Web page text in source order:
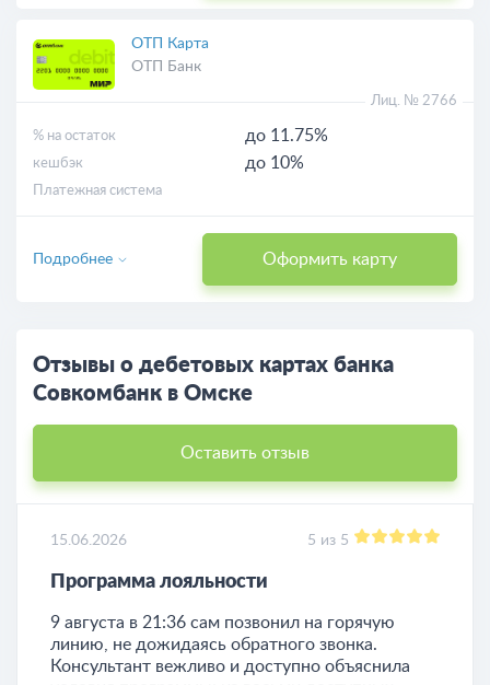
ОТП Карта
ОТП Банк
Лиц. № 2766
% на остаток до 11.75%
кешбэк до 10%
Платежная система
Оформить карту
Подробнее
Отзывы о дебетовых картах банка
Совкомбанк в Омске
Оставить отзыв
15.06.2026 5 из 5
Программа лояльности
9 августа в 21:36 сам позвонил на горячую
линию, не дожидаясь обратного звонка.
Консультант вежливо и доступно объяснила